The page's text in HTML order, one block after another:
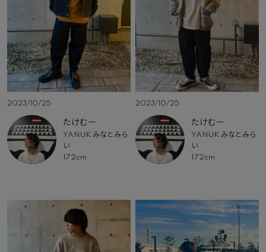
2023/10/25
たけむー
YANUK みなとみら
い
172cm
2023/10/25
たけむー
YANUK みなとみら
い
172cm